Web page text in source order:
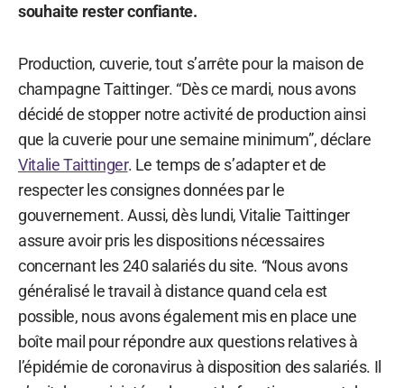
souhaite rester confiante.
Production, cuverie, tout s’arrête pour la maison de
champagne Taittinger. “Dès ce mardi, nous avons
décidé de stopper notre activité de production ainsi
que la cuverie pour une semaine minimum”, déclare
Vitalie Taittinger. Le temps de s’adapter et de
respecter les consignes données par le
gouvernement. Aussi, dès lundi, Vitalie Taittinger
assure avoir pris les dispositions nécessaires
concernant les 240 salariés du site. “Nous avons
généralisé le travail à distance quand cela est
possible, nous avons également mis en place une
boîte mail pour répondre aux questions relatives à
l’épidémie de coronavirus à disposition des salariés. Il